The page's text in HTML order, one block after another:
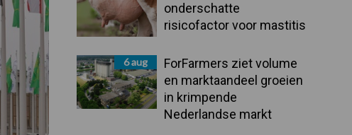
onderschatte
risicofactor voor mastitis
6 aug
ForFarmers ziet volume
en marktaandeel groeien
in krimpende
Nederlandse markt